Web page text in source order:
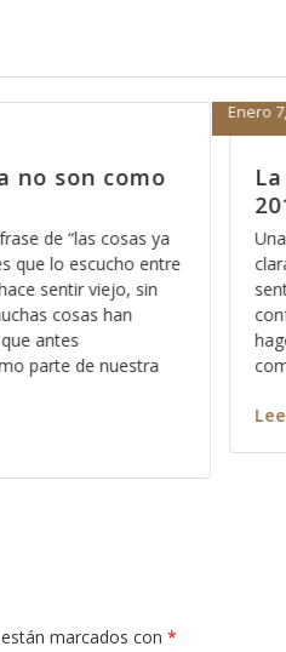
manera de empezar
cosas que nos deben de quedar
en el Reino de los Cielos no
y esto no se lo digo con el afán
o hacerle sentir mal, por el
intención de que aprenda a
marcados con *